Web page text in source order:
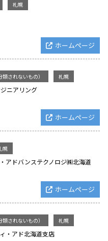
札幌
ホームページ
されないもの） 札幌
ニアリング
ホームページ
幌
アドバンステクノロジ㈱北海道
ホームページ
されないもの） 札幌
・アド北海道支店